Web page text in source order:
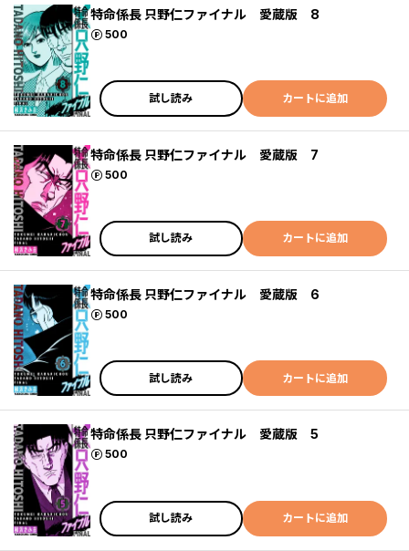
特命係長 只野仁ファイナル 愛蔵版 8
500
ポイント
試し読み カートに追加
特命係長 只野仁ファイナル 愛蔵版 7
500
ポイント
試し読み カートに追加
特命係長 只野仁ファイナル 愛蔵版 6
500
ポイント
試し読み カートに追加
特命係長 只野仁ファイナル 愛蔵版 5
500
ポイント
試し読み カートに追加